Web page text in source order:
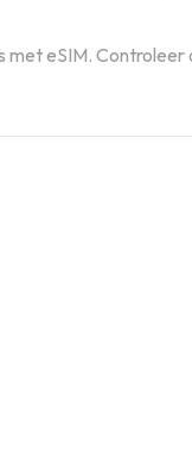
eSIM.